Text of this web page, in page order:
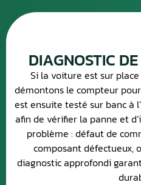
DIAGNOSTIC
Si la voiture est sur
démontons le compteur
est ensuite testé sur banc à
afin de vérifier la panne et
problème : défaut de
composant défectueux,
diagnostic approfondi